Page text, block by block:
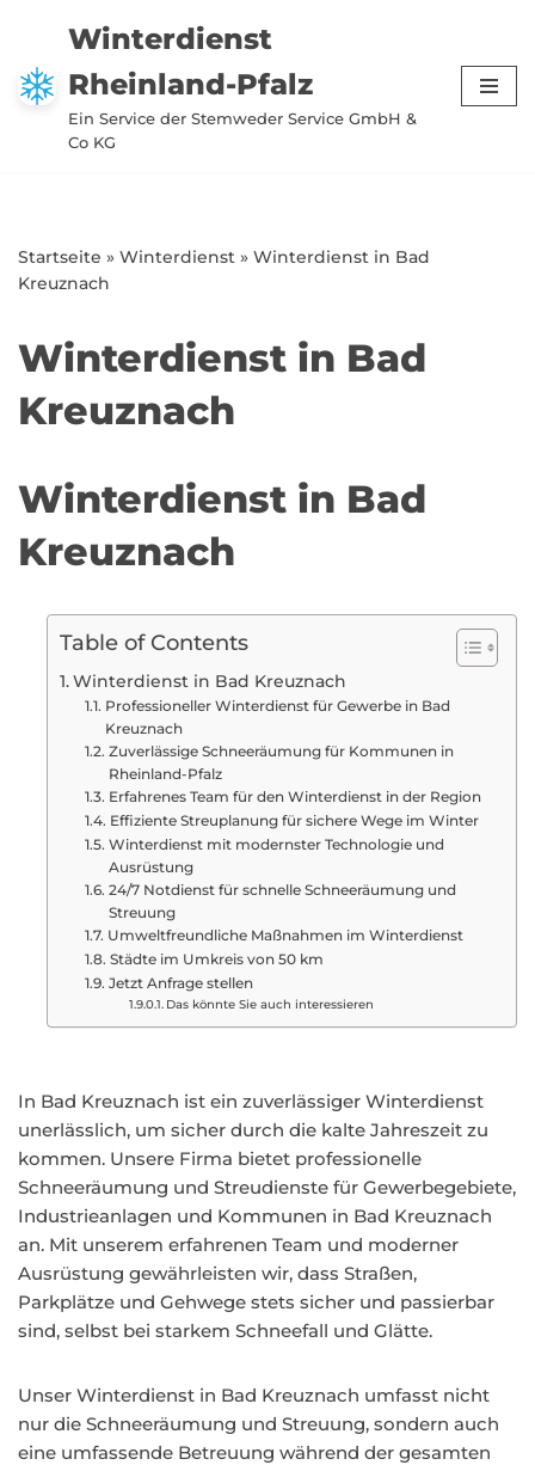
Zum
Inhalt
springen
Winterdienst
Rheinland-Pfalz
Ein Service der Stemweder Service GmbH &
Co KG
Startseite » Winterdienst » Winterdienst in Bad
Kreuznach
Winterdienst in Bad
Kreuznach
Winterdienst in Bad
Kreuznach
Table of Contents
Winterdienst in Bad Kreuznach
Professioneller Winterdienst für Gewerbe in Bad
Kreuznach
Zuverlässige Schneeräumung für Kommunen in
Rheinland-Pfalz
Erfahrenes Team für den Winterdienst in der Region
Effiziente Streuplanung für sichere Wege im Winter
Winterdienst mit modernster Technologie und
Ausrüstung
24/7 Notdienst für schnelle Schneeräumung und
Streuung
Umweltfreundliche Maßnahmen im Winterdienst
Städte im Umkreis von 50 km
Jetzt Anfrage stellen
Das könnte Sie auch interessieren
In Bad Kreuznach ist ein zuverlässiger Winterdienst
unerlässlich, um sicher durch die kalte Jahreszeit zu
kommen. Unsere Firma bietet professionelle
Schneeräumung und Streudienste für Gewerbegebiete,
Industrieanlagen und Kommunen in Bad Kreuznach
an. Mit unserem erfahrenen Team und moderner
Ausrüstung gewährleisten wir, dass Straßen,
Parkplätze und Gehwege stets sicher und passierbar
sind, selbst bei starkem Schneefall und Glätte.
Unser Winterdienst in Bad Kreuznach umfasst nicht
nur die Schneeräumung und Streuung, sondern auch
eine umfassende Betreuung während der gesamten